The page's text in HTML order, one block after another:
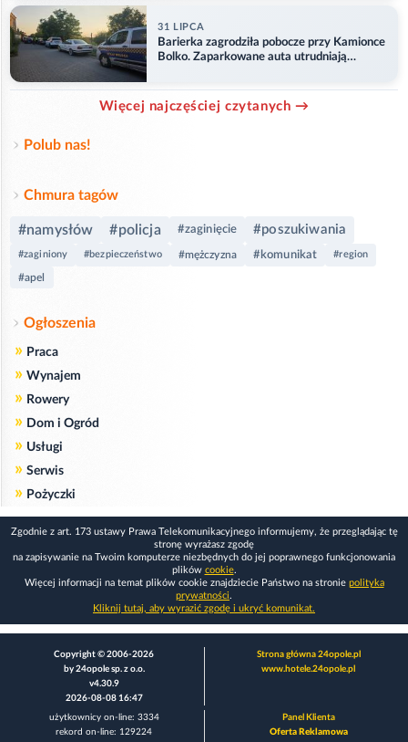
31 LIPCA
Barierka zagrodziła pobocze przy Kamionce
Bolko. Zaparkowane auta utrudniają
Więcej najczęściej czytanych →
Polub nas!
Chmura tagów
#namysłów #policja #zaginięcie #poszukiwania
#zaginiony #bezpieczeństwo #mężczyzna #komunikat #region
#apel
Ogłoszenia
» Praca
» Wynajem
» Rowery
» Dom i Ogród
» Usługi
» Serwis
» Pożyczki
Zgodnie z art. 173 ustawy Prawa Telekomunikacyjnego informujemy, że przeglądając tę
stronę wyrażasz zgodę
na zapisywanie na Twoim komputerze niezbędnych do jej poprawnego funkcjonowania
plików cookie.
Więcej informacji na temat plików cookie znajdziecie Państwo na stronie polityka
prywatności.
Kliknij tutaj, aby wyrazić zgodę i ukryć komunikat.
Copyright © 2006-2026
by 24opole sp. z o.o.
v4.30.9
2026-08-08 16:47
Strona główna 24opole.pl
www.hotele.24opole.pl
użytkownicy on-line: 3334
rekord on-line: 129224
Panel Klienta
Oferta Reklamowa